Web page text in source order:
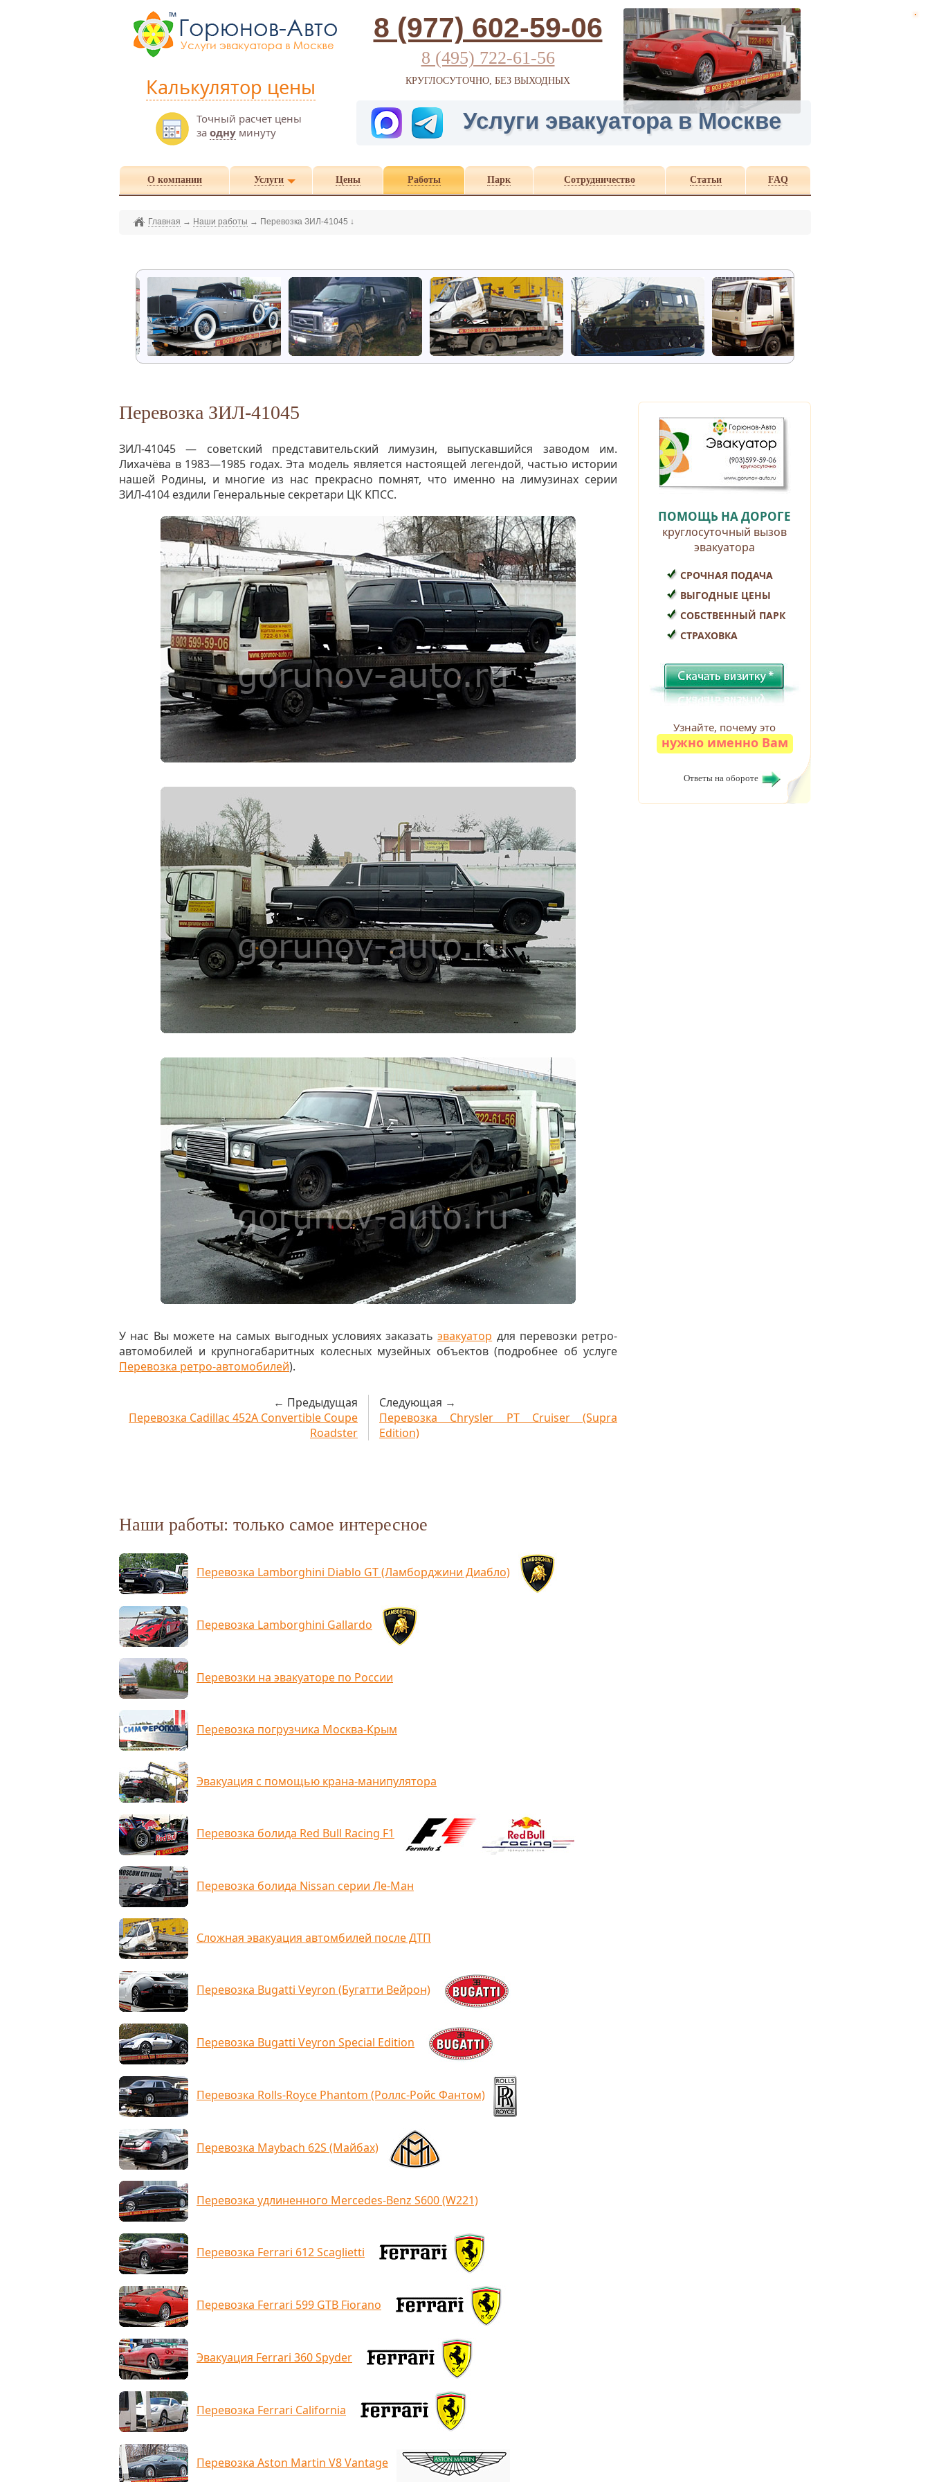
Калькулятор цены
Точный расчет цены
за однуминуту
8 (977) 602-59-06
8 (495) 722-61-56
КРУГЛОСУТОЧНО, БЕЗ ВЫХОДНЫХ
Услуги эвакуатора в Москве
О компании Услуги Цены Работы Парк Сотрудничество Статьи FAQ
Главная → Наши работы → Перевозка ЗИЛ-41045 ↓
Перевозка ЗИЛ-41045
ЗИЛ-41045 — советский представительский лимузин, выпускавшийся заводом им.
Лихачёва в 1983—1985 годах. Эта модель является настоящей легендой, частью истории
нашей Родины, и многие из нас прекрасно помнят, что именно на лимузинах серии
ЗИЛ-4104 ездили Генеральные секретари ЦК КПСС.
У нас Вы можете на самых выгодных условиях заказатьэвакуатор для перевозки ретро-
автомобилей и крупногабаритных колесных музейных объектов (подробнее об услуге
Перевозка ретро-автомобилей).
← Предыдущая
Перевозка Cadillac 452A Convertible Coupe
Roadster
Следующая →
Перевозка Chrysler PT Cruiser (Supra
Edition)
Наши работы: только самое интересное
Перевозка Lamborghini Diablo GT (Ламборджини Диабло)
Перевозка Lamborghini Gallardo
Перевозки на эвакуаторе по России
Перевозка погрузчика Москва-Крым
Эвакуация с помощью крана-манипулятора
Перевозка болида Red Bull Racing F1
Перевозка болида Nissan серии Ле-Ман
Сложная эвакуация автомбилей после ДТП
Перевозка Bugatti Veyron (Бугатти Вейрон)
Перевозка Bugatti Veyron Special Edition
Перевозка Rolls-Royce Phantom (Роллс-Ройс Фантом)
Перевозка Maybach 62S (Майбах)
Перевозка удлиненного Mercedes-Benz S600 (W221)
Перевозка Ferrari 612 Scaglietti
Перевозка Ferrari 599 GTB Fiorano
Эвакуация Ferrari 360 Spyder
Перевозка Ferrari California
Перевозка Aston Martin V8 Vantage
ПОМОЩЬ НА ДОРОГЕ
круглосуточный вызов
эвакуатора
СРОЧНАЯ ПОДАЧА
ВЫГОДНЫЕ ЦЕНЫ
СОБСТВЕННЫЙ ПАРК
СТРАХОВКА
Узнайте, почему это
нужно именно Вам
Ответы на обороте